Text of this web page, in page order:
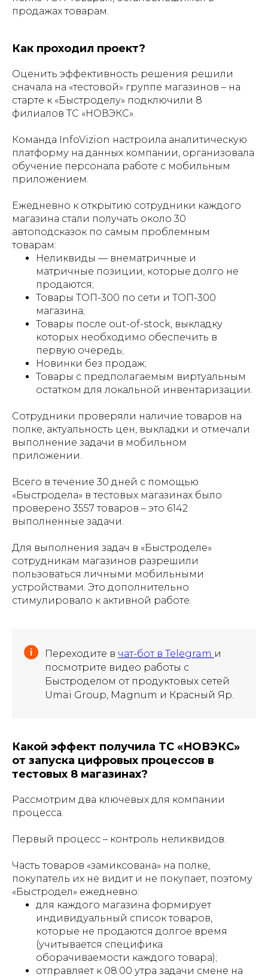
продажах товарам.
Как проходил проект?
Оценить эффективность решения решили
сначала на «тестовой» группе магазинов – на
старте к «Быстроделу» подключили 8
филиалов ТС «НОВЭКС».
Команда InfoVizion настроила аналитическую
платформу на данных компании, организовала
обучение персонала работе с мобильным
приложением.
Ежедневно к открытию сотрудники каждого
магазина стали получать около 30
автоподсказок по самым проблемным
товарам:
Неликвиды — внематричные и
матричные позиции, которые долго не
продаются​;
Товары ТОП-300 по сети и ТОП-300
магазина​;
Товары после out-of-stock, выкладку
которых необходимо обеспечить в
первую очередь​;
Новинки без продаж​;
Товары с предполагаемым виртуальным
остатком для локальной инвентаризации​.
Сотрудники проверяли наличие товаров на
полке, актуальность цен, выкладки и отмечали
выполнение задачи в мобильном
приложении.
Всего в течение 30 дней с помощью
«Быстродела» в тестовых магазинах было
проверено 3557 товаров – это 6142
выполненные задачи.
Для выполнения задач в «Быстроделе»
сотрудникам магазинов разрешили
пользоваться личными мобильными
устройствами. Это дополнительно
стимулировало к активной работе.
Переходите в чат-бот в Telegram и
посмотрите видео работы с
Быстроделом от продуктовых сетей
Umai Group, Magnum и Красный Яр.
Какой эффект получила ТС «НОВЭКС»
от запуска цифровых процессов в
тестовых 8 магазинах?
Рассмотрим два ключевых для компании
процесса.
Первый процесс – контроль неликвидов.
Часть товаров «замиксована» на полке,
покупатель их не видит и не покупает, поэтому
«Быстродел» ежедневно:
для каждого магазина формирует
индивидуальный список товаров,
которые не продаются долгое время
(учитывается специфика
оборачиваемости каждого товара);
отправляет к 08:00 утра задачи смене на